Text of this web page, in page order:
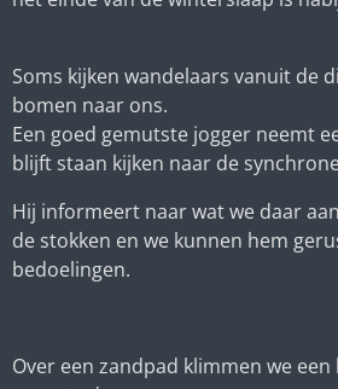
Soms kijken wandelaars vanuit de
bomen naar ons.
Een goed gemutste jogger neemt
blijft staan kijken naar de
Hij informeert naar wat we daar
de stokken en we kunnen hem
bedoelingen.
Over een zandpad klimmen we